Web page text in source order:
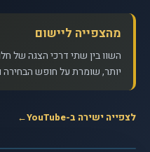
מהצפייה ליישום
השוו בין שתי דרכי הצגה של
יותר, שומרת על חופש הבחירה
לצפייה ישירה ב-YouTube ←